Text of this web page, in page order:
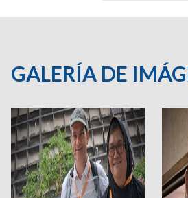
GALERÍA DE